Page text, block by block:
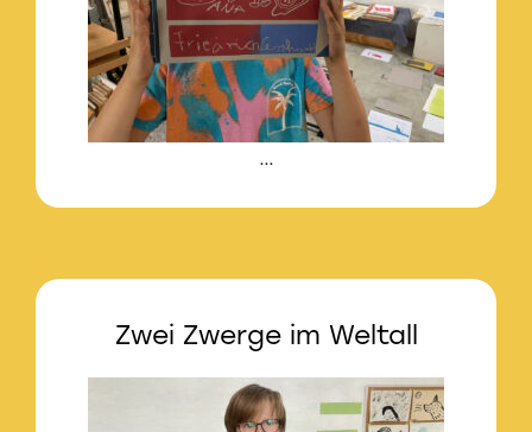
…
Zwei Zwerge im Weltall